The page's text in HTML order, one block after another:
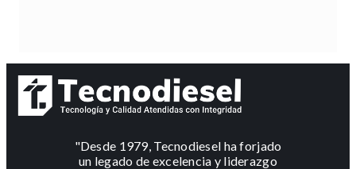
"Desde 1979, Tecnodiesel ha forjado
un legado de excelencia y liderazgo